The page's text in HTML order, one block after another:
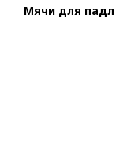
Мячи для падл